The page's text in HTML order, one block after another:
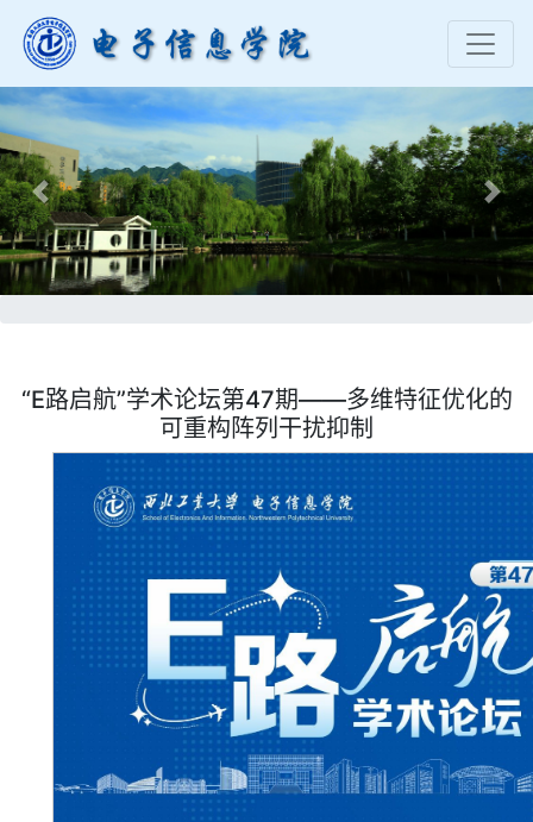
Previous Next
“E路启航”学术论坛第47期——多维特征优化的
可重构阵列干扰抑制